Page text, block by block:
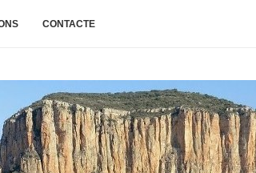
CONTACTE